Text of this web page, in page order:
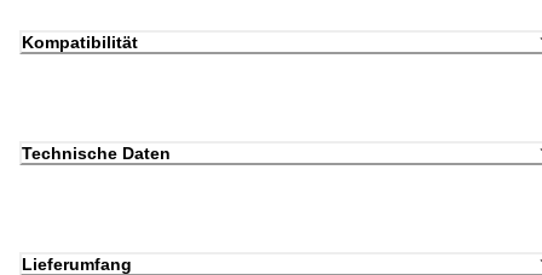
Kompatibilität
Technische Daten
Lieferumfang